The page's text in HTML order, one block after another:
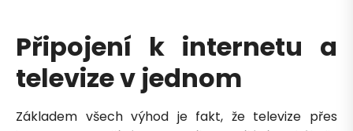
Připojení k internetu a
televize v jednom
Základem všech výhod je fakt, že televize přes